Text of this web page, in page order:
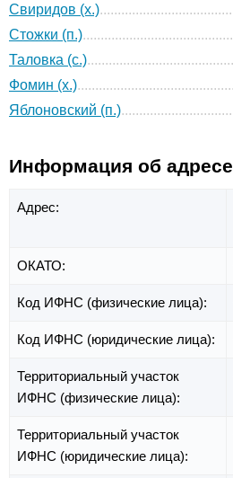
Свиридов (х.)
Стожки (п.)
Таловка (с.)
Фомин (х.)
Яблоновский (п.)
Информация об адресе
Адрес:
ОКАТО:
Код ИФНС (физические лица):
Код ИФНС (юридические лица):
Территориальный участок
ИФНС (физические лица):
Территориальный участок
ИФНС (юридические лица):